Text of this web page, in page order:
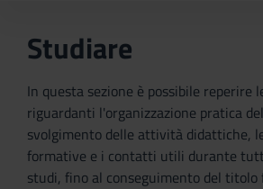
Studiare
In questa sezione è possibile reperire
riguardanti l'organizzazione pratica
svolgimento delle attività didattiche,
formative e i contatti utili durante
studi, fino al conseguimento del titolo